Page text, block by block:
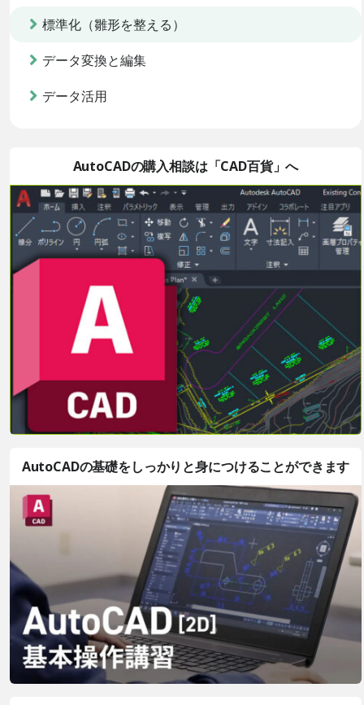
標準化（雛形を整える）
データ変換と編集
データ活用
AutoCADの購入相談は「CAD百貨」へ
AutoCADの基礎をしっかりと身につけることができます